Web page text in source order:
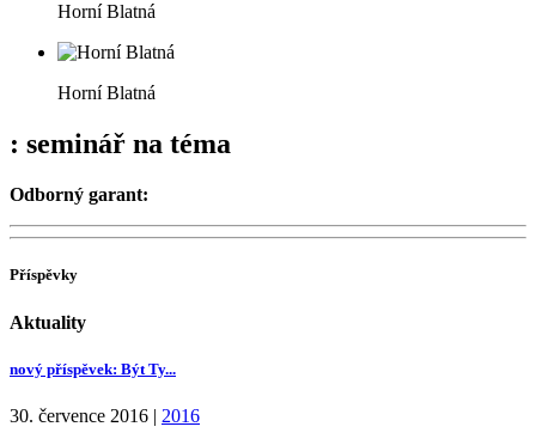
Horní Blatná
Horní Blatná
: seminář na téma
Odborný garant:
Příspěvky
Aktuality
nový příspěvek: Být Ty...
30. července 2016 | 2016